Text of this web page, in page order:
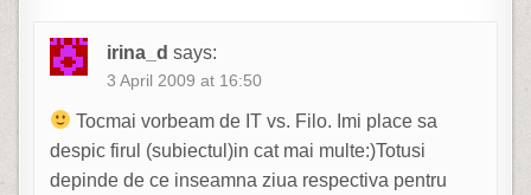
irina_d says:
3 April 2009 at 16:50
Tocmai vorbeam de IT vs. Filo. Imi place sa
despic firul (subiectul)in cat mai multe:)Totusi
depinde de ce inseamna ziua respectiva pentru